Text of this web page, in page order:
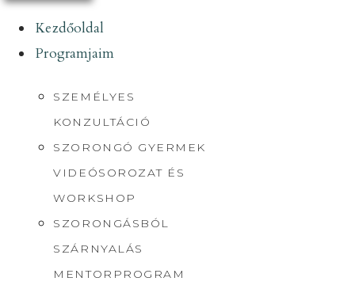
Kezdőoldal
Programjaim
SZEMÉLYES
KONZULTÁCIÓ
SZORONGÓ GYERMEK
VIDEÓSOROZAT ÉS
WORKSHOP
SZORONGÁSBÓL
SZÁRNYALÁS
MENTORPROGRAM